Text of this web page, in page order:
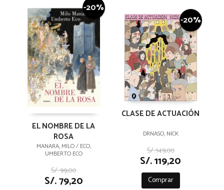
-20%
EL NOMBRE DE LA
ROSA
MANARA, MILO / ECO,
UMBERTO ECO
S/. 99,00
S/. 79,20
-20%
CLASE DE ACTUACIÓN
DRNASO, NICK
S/. 149,00
S/. 119,20
Comprar